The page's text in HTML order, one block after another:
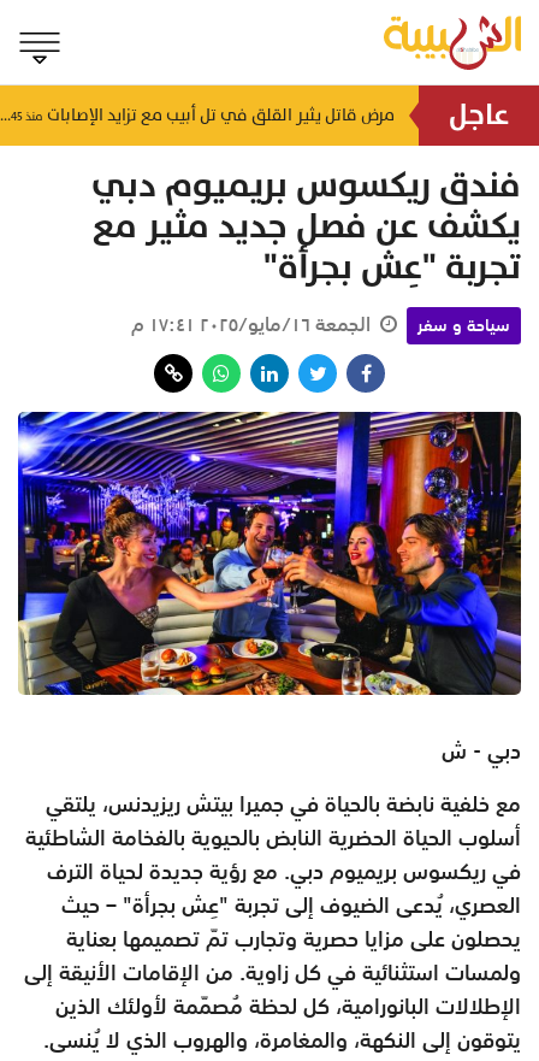
عاجل مرض قاتل يثير القلق في تل أبيب مع تزايد الإصابات منذ ٤٥ دقيقة بينهم طفل.. قتلى وجرحى في قصف روسي يستهدف محيط
فندق ريكسوس بريميوم دبي
يكشف عن فصل جديد مثير مع
تجربة "عِش بجرأة"
سياحة و سفر الجمعة ١٦/مايو/٢٠٢٥ ١٧:٤١ م
دبي - ش
مع خلفية نابضة بالحياة في جميرا بيتش ريزيدنس، يلتقي
أسلوب الحياة الحضرية النابض بالحيوية بالفخامة الشاطئية
في ريكسوس بريميوم دبي. مع رؤية جديدة لحياة الترف
العصري، يُدعى الضيوف إلى تجربة "عِش بجرأة" – حيث
يحصلون على مزايا حصرية وتجارب تمّ تصميمها بعناية
ولمسات استثنائية في كل زاوية. من الإقامات الأنيقة إلى
الإطلالات البانورامية، كل لحظة مُصمّمة لأولئك الذين
يتوقون إلى النكهة، والمغامرة، والهروب الذي لا يُنسى.